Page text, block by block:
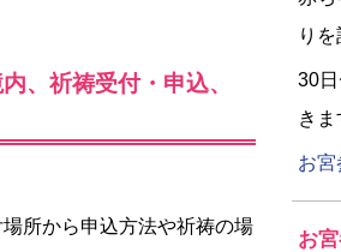
、祈祷受付・申込、
所から申込方法や祈祷の場
りを
30
きま
お
お